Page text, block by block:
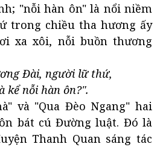
"nỗi hàn ôn" là nổi niềm
trong chiều tha hương ấy
xa xôi, nỗi buồn thương
Đài, người lữ thứ,
kể nỗi hàn ôn?".
và "Qua Đèo Ngang" hai
bát cú Đường luật. Đó là
Thanh Quan sáng tác